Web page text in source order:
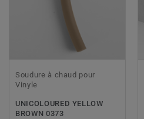
Soudure à chaud pour
Vinyle
UNICOLOURED YELLOW
BROWN 0373